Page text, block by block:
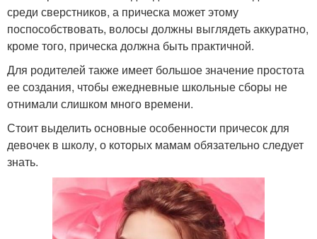
Прически для девушек Вечерние прически
Прически на длинные
Прически на волосы
Изящная прическа Прически с резинками
среди сверстников, а прическа может этому
поспособствовать, волосы должны выглядеть аккуратно,
кроме того, прическа должна быть практичной.
Для родителей также имеет большое значение простота
ее создания, чтобы ежедневные школьные сборы не
отнимали слишком много времени.
Стоит выделить основные особенности причесок для
девочек в школу, о которых мамам обязательно следует
знать.